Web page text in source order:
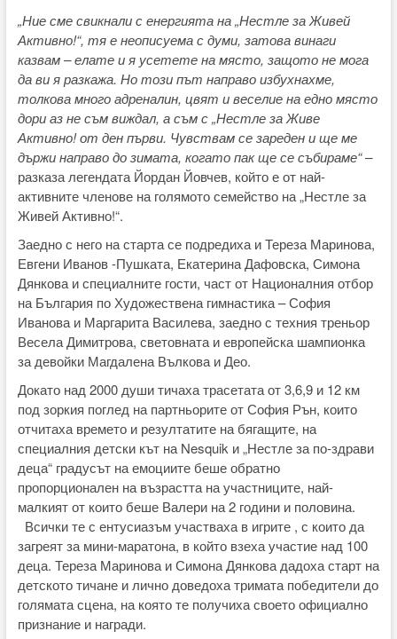
„Ние сме свикнали с енергията на „Нестле за Живей
Активно!“, тя е неописуема с думи, затова винаги
казвам – елате и я усетете на място, защото не мога
да ви я разкажа. Но този път направо избухнахме,
толкова много адреналин, цвят и веселие на едно място
дори аз не съм виждал, а съм с „Нестле за Живе
Активно! от ден първи. Чувствам се зареден и ще ме
държи направо до зимата, когато пак ще се събираме“ –
разказа легендата Йордан Йовчев, който е от най-
активните членове на голямото семейство на „Нестле за
Живей Активно!“.
Заедно с него на старта се подредиха и Тереза Маринова,
Евгени Иванов -Пушката, Екатерина Дафовска, Симона
Дянкова и специалните гости, част от Националния отбор
на България по Художествена гимнастика – София
Иванова и Маргарита Василева, заедно с техния треньор
Весела Димитрова, световната и европейска шампионка
за девойки Магдалена Вълкова и Део.
Докато над 2000 души тичаха трасетата от 3,6,9 и 12 км
под зоркия поглед на партньорите от София Рън, които
отчитаха времето и резултатите на бягащите, на
специалния детски кът на Nesquik и „Нестле за по-здрави
деца“ градусът на емоциите беше обратно
пропорционален на възрастта на участниците, най-
малкият от които беше Валери на 2 години и половина.
Всички те с ентусиазъм участваха в игрите , с които да
загреят за мини-маратона, в който взеха участие над 100
деца. Тереза Маринова и Симона Дянкова дадоха старт на
детското тичане и лично доведоха тримата победители до
голямата сцена, на която те получиха своето официално
признание и награди.